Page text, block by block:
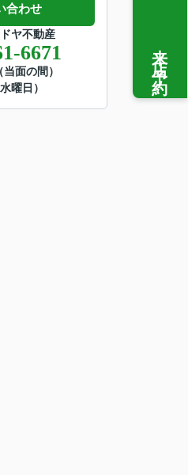
合わせ
ヤ不動産
6671
面の間）
曜日）
来店予約